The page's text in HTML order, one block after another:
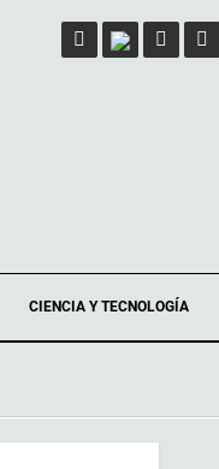
CIENCIA Y TECNOLOGÍA